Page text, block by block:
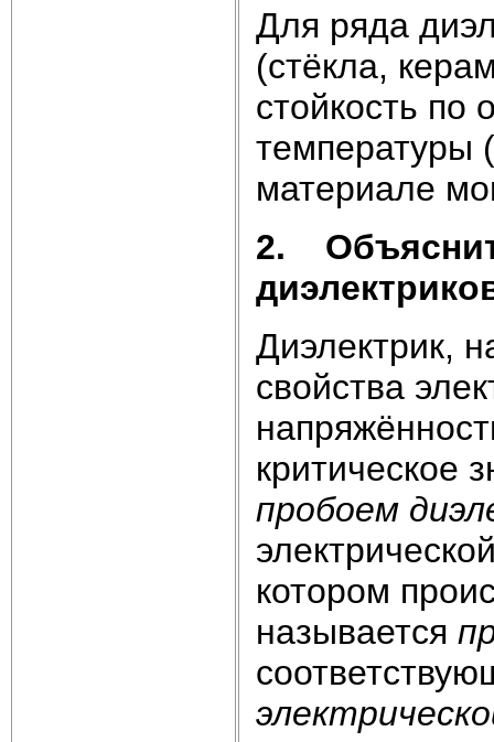
Для ряда
(стёкла,
стойкость
температуры
материале
2.
Диэлектрик,
свойства
критическое
пробоем
котором
называется